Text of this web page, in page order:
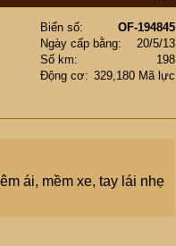
Biển số
OF-194845
Ngày cấp bằng
20/5/13
Số km
198
Động cơ
329,180 Mã lực
ái, mềm xe, tay lái nhẹ